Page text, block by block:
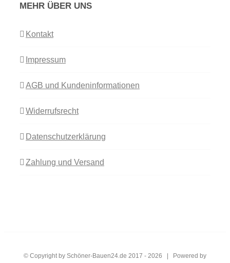
MEHR ÜBER UNS
Kontakt
Impressum
AGB und Kundeninformationen
Widerrufsrecht
Datenschutzerklärung
Zahlung und Versand
© Copyright by Schöner-Bauen24.de 2017 - 2026 | Powered by